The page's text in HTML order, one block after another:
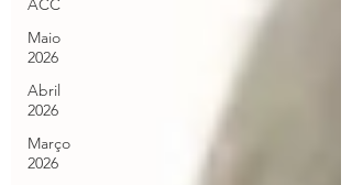
ACC
Maio
2026
Abril
2026
Março
2026